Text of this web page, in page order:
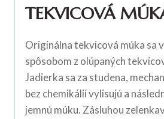
TEKVICOVÁ
Originálna tekvicová múka sa
spôsobom z olúpaných
Jadierka sa za studena,
bez chemikálií vylisujú a
jemnú múku. Zásluhou